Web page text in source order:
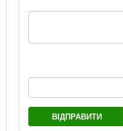
ВІДПРАВИТИ